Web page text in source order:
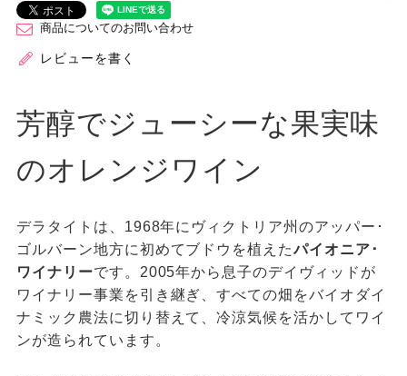
商品についてのお問い合わせ
レビューを書く
芳醇でジューシーな果実味
のオレンジワイン
デラタイトは、1968年にヴィクトリア州のアッパー･
ゴルバーン地方に初めてブドウを植えたパイオニア･
ワイナリーです。2005年から息子のデイヴィッドが
ワイナリー事業を引き継ぎ、すべての畑をバイオダイ
ナミック農法に切り替えて、冷涼気候を活かしてワイ
ンが造られています。